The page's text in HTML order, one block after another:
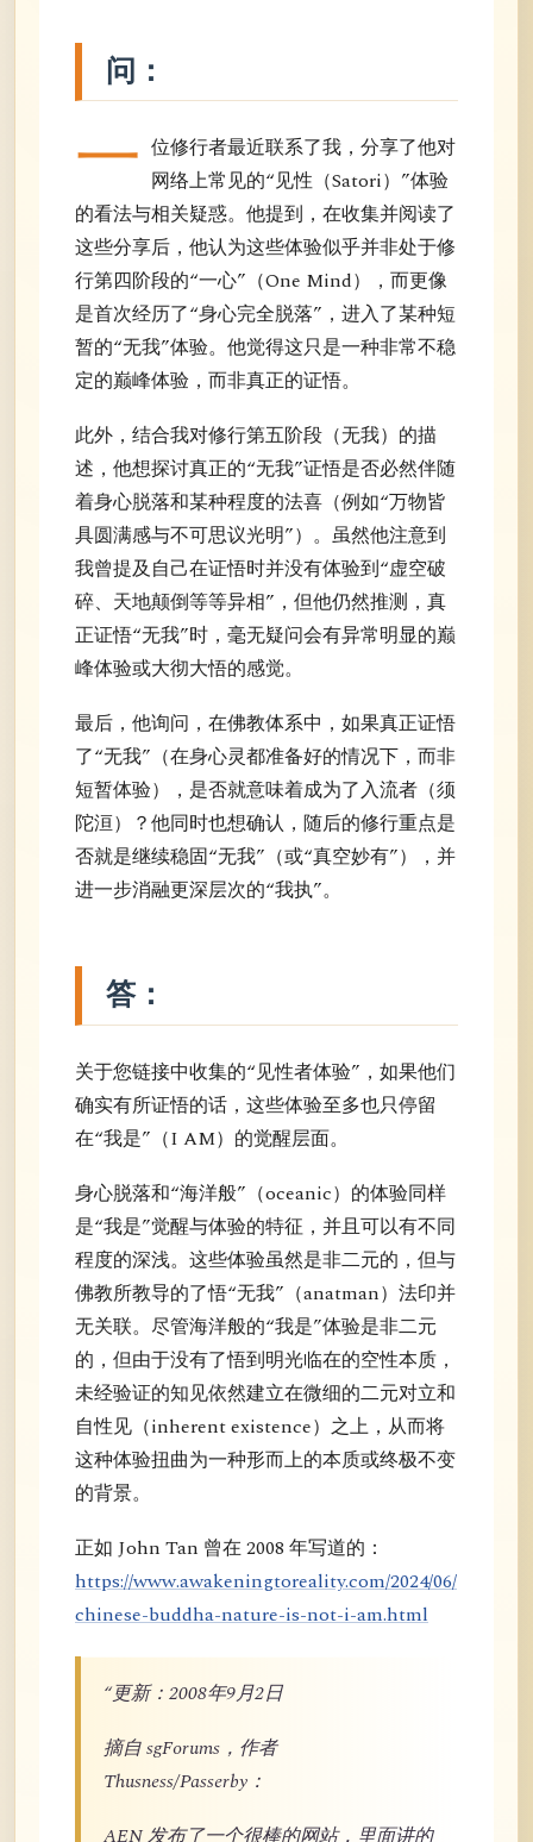
问：
一 位修行者最近联系了我，分享了他对
网络上常见的“见性（Satori）”体验
的看法与相关疑惑。他提到，在收集并阅读了
这些分享后，他认为这些体验似乎并非处于修
行第四阶段的“一心”（One Mind），而更像
是首次经历了“身心完全脱落”，进入了某种短
暂的“无我”体验。他觉得这只是一种非常不稳
定的巅峰体验，而非真正的证悟。
此外，结合我对修行第五阶段（无我）的描
述，他想探讨真正的“无我”证悟是否必然伴随
着身心脱落和某种程度的法喜（例如“万物皆
具圆满感与不可思议光明”）。虽然他注意到
我曾提及自己在证悟时并没有体验到“虚空破
碎、天地颠倒等等异相”，但他仍然推测，真
正证悟“无我”时，毫无疑问会有异常明显的巅
峰体验或大彻大悟的感觉。
最后，他询问，在佛教体系中，如果真正证悟
了“无我”（在身心灵都准备好的情况下，而非
短暂体验），是否就意味着成为了入流者（须
陀洹）？他同时也想确认，随后的修行重点是
否就是继续稳固“无我”（或“真空妙有”），并
进一步消融更深层次的“我执”。
答：
关于您链接中收集的“见性者体验”，如果他们
确实有所证悟的话，这些体验至多也只停留
在“我是”（I AM）的觉醒层面。
身心脱落和“海洋般”（oceanic）的体验同样
是“我是”觉醒与体验的特征，并且可以有不同
程度的深浅。这些体验虽然是非二元的，但与
佛教所教导的了悟“无我”（anatman）法印并
无关联。尽管海洋般的“我是”体验是非二元
的，但由于没有了悟到明光临在的空性本质，
未经验证的知见依然建立在微细的二元对立和
自性见（inherent existence）之上，从而将
这种体验扭曲为一种形而上的本质或终极不变
的背景。
正如 John Tan 曾在 2008 年写道的：
https://www.awakeningtoreality.com/2024/06/
chinese-buddha-nature-is-not-i-am.html
“更新：2008年9月2日
摘自 sgForums，作者
Thusness/Passerby：
AEN 发布了一个很棒的网站，里面讲的